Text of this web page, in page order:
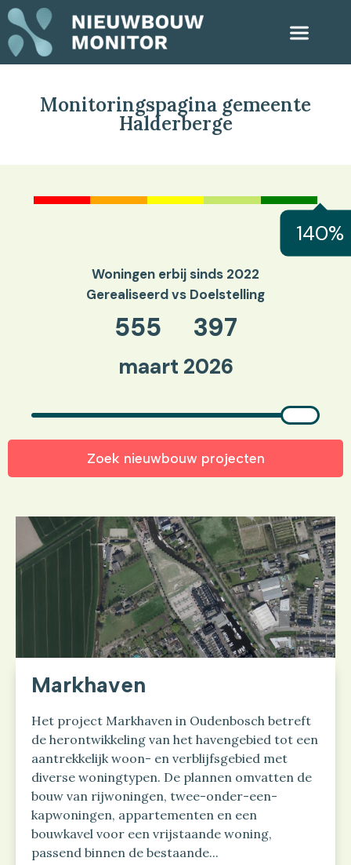
Monitoringspagina gemeente
Halderberge
140%
Woningen erbij sinds 2022
Gerealiseerd vs Doelstelling
555 397
maart 2026
Zoek nieuwbouw projecten
Markhaven
Het project Markhaven in Oudenbosch betreft
de herontwikkeling van het havengebied tot een
aantrekkelijk woon- en verblijfsgebied met
diverse woningtypen. De plannen omvatten de
bouw van rijwoningen, twee-onder-een-
kapwoningen, appartementen en een
bouwkavel voor een vrijstaande woning,
passend binnen de bestaande...